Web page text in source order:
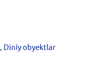
, Diniy obyektlar